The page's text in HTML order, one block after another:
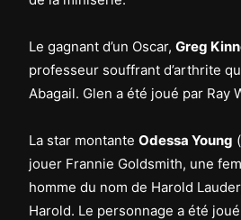
Le gagnant d’un Oscar, Greg
professeur souffrant d’arthrite
Abagail. Glen a été joué par Ray
La star montante Odessa Young (
jouer Frannie Goldsmith, une
homme du nom de Harold
Harold. Le personnage a été